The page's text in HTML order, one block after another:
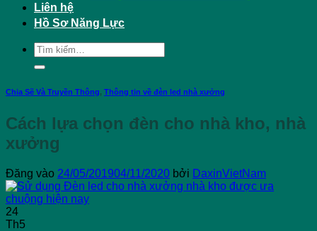
Liên hệ
Hồ Sơ Năng Lực
Tìm
kiếm:
Chia Sẽ Và Truyền Thông, Thông tin về đèn led nhà xưởng
Cách lựa chọn đèn cho nhà kho, nhà
xưởng
Đăng vào 24/05/201904/11/2020 bởi DaxinVietNam
24
Th5